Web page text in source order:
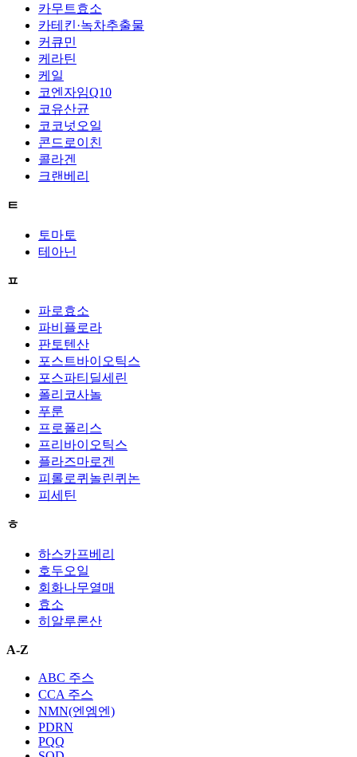
카무트효소
카테킨·녹차추출물
커큐민
케라틴
케일
코엔자임Q10
코유산균
코코넛오일
콘드로이친
콜라겐
크랜베리
ㅌ
토마토
테아닌
ㅍ
파로효소
파비플로라
판토텐산
포스트바이오틱스
포스파티딜세린
폴리코사놀
푸룬
프로폴리스
프리바이오틱스
플라즈마로겐
피롤로퀴놀린퀴논
피세틴
ㅎ
하스카프베리
호두오일
회화나무열매
효소
히알루론산
A-Z
ABC 주스
CCA 주스
NMN(엔엠엔)
PDRN
PQQ